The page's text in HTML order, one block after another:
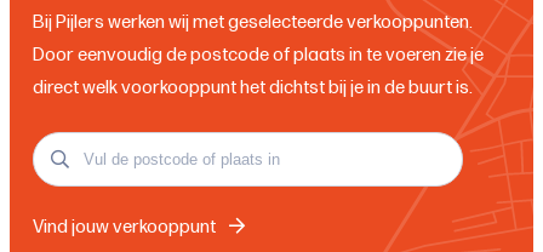
Bij Pijlers werken wij met geselecteerde verkooppunten.
Door eenvoudig de postcode of plaats in te voeren zie je
direct welk voorkooppunt het dichtst bij je in de buurt is.
Vind jouw verkooppunt